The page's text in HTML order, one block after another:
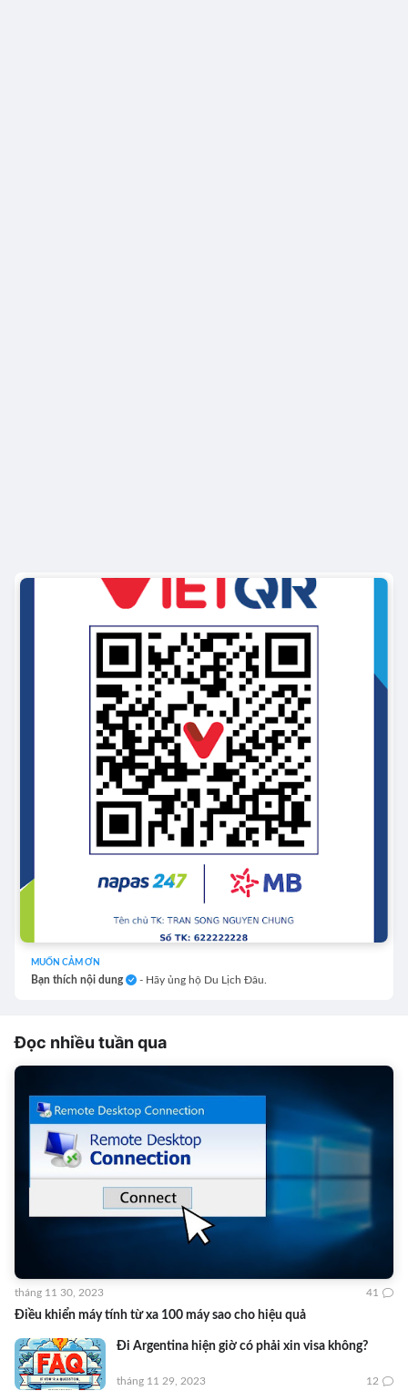
MUỐN CẢM ƠN
Bạn thích nội dung - Hãy ủng hộ Du Lịch Đâu.
Đọc nhiều tuần qua
Điều khiển máy tính từ xa 100 máy sao cho hiệu quả
tháng 11 30, 2023 41
Đi Argentina hiện giờ có phải xin visa không?
tháng 11 29, 2023 12